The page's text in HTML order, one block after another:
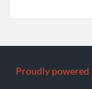
Proudly powered